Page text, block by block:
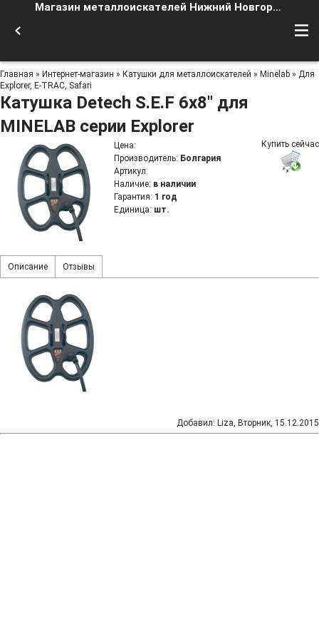
Магазин металлоискателей Нижний Новгород
Главная » Интернет-магазин » Катушки для металлоискателей » Minelab » Для
Explorer, E-TRAC, Safari
Катушка Detech S.E.F 6x8" для
MINELAB серии Explorer
Цена:
Производитель: Болгария
Артикул:
Наличие: в наличии
Гарантия: 1 год
Единица: шт.
Купить сейчас
Описание Отзывы
Добавил: Liza, Вторник, 15.12.2015